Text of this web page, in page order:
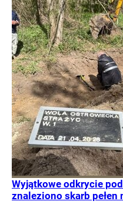
Wyjątkowe odkrycie
znaleziono skarb pełen